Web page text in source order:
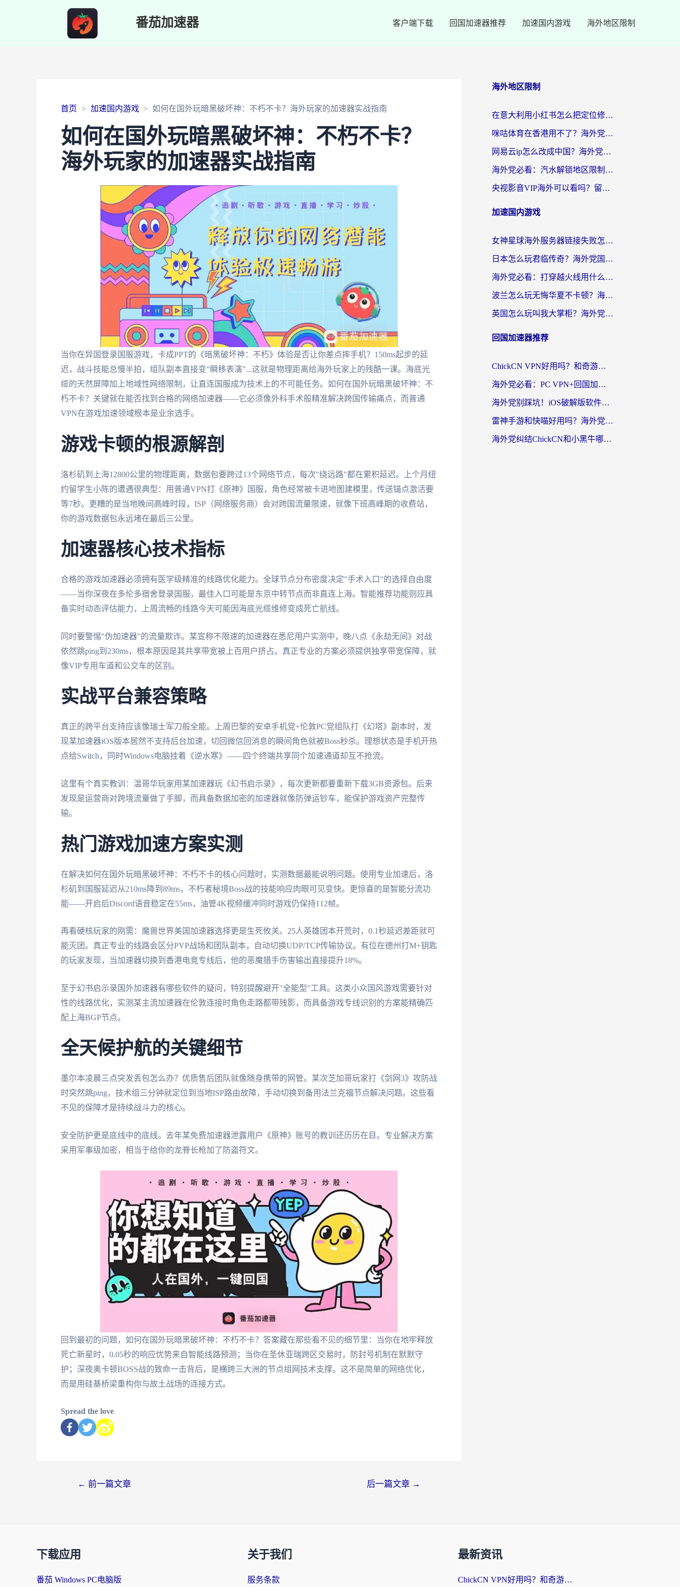
番茄加速器 客户端下载 回国加速器推荐 加速国内游戏 海外地区限制
首页 加速国内游戏 如何在国外玩暗黑破坏神：不朽不卡？海外玩家的加速器实战指南
如何在国外玩暗黑破坏神：不朽不卡？
海外玩家的加速器实战指南
当你在异国登录国服游戏，卡成PPT的《暗黑破坏神：不朽》体验是否让你差点摔手机？150ms起步的延
迟，战斗技能总慢半拍，组队副本直接变"瞬移表演"...这就是物理距离给海外玩家上的残酷一课。海底光
缆的天然屏障加上地域性网络限制，让直连国服成为技术上的不可能任务。如何在国外玩暗黑破坏神：不
朽不卡？关键就在能否找到合格的网络加速器——它必须像外科手术般精准解决跨国传输痛点，而普通
VPN在游戏加速领域根本是业余选手。
游戏卡顿的根源解剖
洛杉矶到上海12800公里的物理距离，数据包要跨过13个网络节点，每次"绕远路"都在累积延迟。上个月纽
约留学生小陈的遭遇很典型：用普通VPN打《原神》国服，角色经常被卡进地图建模里，传送锚点激活要
等7秒。更糟的是当地晚间高峰时段，ISP（网络服务商）会对跨国流量限速，就像下班高峰期的收费站，
你的游戏数据包永远堵在最后三公里。
加速器核心技术指标
合格的游戏加速器必须拥有医学级精准的线路优化能力。全球节点分布密度决定"手术入口"的选择自由度
——当你深夜在多伦多宿舍登录国服，最佳入口可能是东京中转节点而非直连上海。智能推荐功能则应具
备实时动态评估能力，上周流畅的线路今天可能因海底光缆维修变成死亡航线。
同时要警惕"伪加速器"的流量欺诈。某宣称不限速的加速器在悉尼用户实测中，晚八点《永劫无间》对战
依然跳ping到230ms，根本原因是其共享带宽被上百用户挤占。真正专业的方案必须提供独享带宽保障，就
像VIP专用车道和公交车的区别。
实战平台兼容策略
真正的跨平台支持应该像瑞士军刀般全能。上周巴黎的安卓手机党+伦敦PC党组队打《幻塔》副本时，发
现某加速器iOS版本居然不支持后台加速，切回微信回消息的瞬间角色就被Boss秒杀。理想状态是手机开热
点给Switch，同时Windows电脑挂着《逆水寒》——四个终端共享同个加速通道却互不抢流。
这里有个真实教训：温哥华玩家用某加速器玩《幻书启示录》，每次更新都要重新下载3GB资源包。后来
发现是运营商对跨境流量做了手脚，而具备数据加密的加速器就像防弹运钞车，能保护游戏资产完整传
输。
热门游戏加速方案实测
在解决如何在国外玩暗黑破坏神：不朽不卡的核心问题时，实测数据最能说明问题。使用专业加速后，洛
杉矶到国服延迟从210ms降到89ms，不朽者秘境Boss战的技能响应肉眼可见变快。更惊喜的是智能分流功
能——开启后Discord语音稳定在55ms，油管4K视频缓冲同时游戏仍保持112帧。
再看硬核玩家的刚需：魔兽世界美国加速器选择更是生死攸关。25人英雄团本开荒时，0.1秒延迟差距就可
能灭团。真正专业的线路会区分PVP战场和团队副本，自动切换UDP/TCP传输协议。有位在德州打M+钥匙
的玩家发现，当加速器切换到香港电竞专线后，他的恶魔猎手伤害输出直接提升18%。
至于幻书启示录国外加速器有哪些软件的疑问，特别提醒避开"全能型"工具。这类小众国风游戏需要针对
性的线路优化，实测某主流加速器在伦敦连接时角色走路都带残影，而具备游戏专线识别的方案能精确匹
配上海BGP节点。
全天候护航的关键细节
墨尔本凌晨三点突发丢包怎么办？优质售后团队就像随身携带的网管。某次芝加哥玩家打《剑网3》攻防战
时突然跳ping，技术组三分钟就定位到当地ISP路由故障，手动切换到备用法兰克福节点解决问题。这些看
不见的保障才是持续战斗力的核心。
安全防护更是底线中的底线。去年某免费加速器泄露用户《原神》账号的教训还历历在目。专业解决方案
采用军事级加密，相当于给你的龙脊长枪加了防盗符文。
回到最初的问题，如何在国外玩暗黑破坏神：不朽不卡？答案藏在那些看不见的细节里：当你在地牢释放
死亡新星时，0.05秒的响应优势来自智能线路预测；当你在圣休亚瑞跨区交易时，防封号机制在默默守
护；深夜奥卡顿BOSS战的致命一击背后，是横跨三大洲的节点组网技术支撑。这不是简单的网络优化，
而是用硅基桥梁重构你与故土战场的连接方式。
Spread the love
← 前一篇文章 后一篇文章 →
海外地区限制
在意大利用小红书怎么把定位修改到中国国内？3个实用技巧+1个靠谱工具帮你搞定
咪咕体育在香港用不了？海外党必看的回国加速器选择指南（附3个真实场景解决方案）
网易云ip怎么改成中国？海外党听音乐听书的无痛解决方案
海外党必看：汽水解锁地区限制怎么解除？3招解决国内影音&生活服务难题
央视影音VIP海外可以看吗？留学生亲测有效的回国加速器选择指南
加速国内游戏
女神星球海外服务器链接失败怎么解决？海外党国服游戏加速避坑指南
日本怎么玩君临传奇？海外党国服游戏加速避坑指南（附菲律宾欧洲玩家实测）
海外党必看：打穿越火线用什么加速器？解决延迟卡顿，还能玩奇妙拼图世界和第五人格
波兰怎么玩无悔华夏不卡顿？海外国服游戏加速器终极指南（附征途2萤火突击解决方案）
英国怎么玩叫我大掌柜？海外党国服游戏加速避坑指南（附实测推荐）
回国加速器推荐
ChickCN VPN好用吗？和奇游手游VPN对比哪个回国效果更好？海外党亲测实用指南
海外党必看：PC VPN+回国加速器怎么选？无缝访问国内资源全攻略
海外党别踩坑！iOS破解版软件不可靠？教你选对回国加速器无缝看国内资源
雷神手游和快喵好用吗？海外党亲测5款回国加速器，附斧牛Bling对比+微信视频号解决办法
海外党纠结ChickCN和小黑牛哪个好？一篇帮你选对回国加速器的实用指南
下载应用
番茄 Windows PC电脑版
关于我们
服务条款
最新资讯
ChickCN VPN好用吗？和奇游手游VPN对比哪个回国效果更好？海外党亲测实用指南